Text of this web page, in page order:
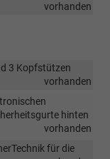
vorhanden
3 Kopfstützen
vorhanden
hinten
vorhanden
für die